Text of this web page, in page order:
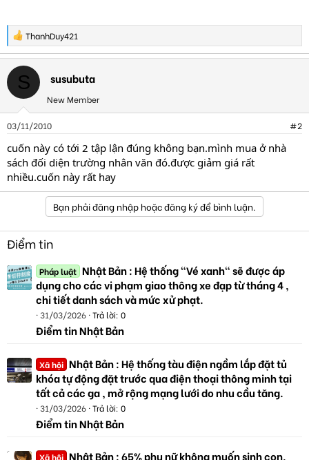
R
e
a
c
t
i
o
n
s
:
ThanhDuy421
S susubuta
New Member
03/11/2010 #2
cuốn này có tới 2 tập lận đúng không bạn.mình mua ở nhà
sách đối diện trường nhân văn đó.được giảm giá rất
nhiều.cuốn này rất hay
Bạn phải đăng nhập hoặc đăng ký để bình luận.
Điểm tin
Pháp luật Nhật Bản : Hệ thống "Vé xanh" sẽ được áp
dụng cho các vi phạm giao thông xe đạp từ tháng 4 ,
chi tiết danh sách và mức xử phạt.
31/03/2026 Trả lời: 0
Điểm tin Nhật Bản
Xã hội Nhật Bản : Hệ thống tàu điện ngầm lắp đặt tủ
khóa tự động đặt trước qua điện thoại thông minh tại
tất cả các ga , mở rộng mạng lưới do nhu cầu tăng.
31/03/2026 Trả lời: 0
Điểm tin Nhật Bản
Xã hội Nhật Bản : 65% phụ nữ không muốn sinh con,